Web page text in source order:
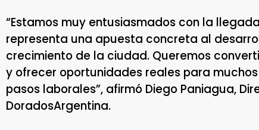
“Estamos muy entusiasmados con la
representa una apuesta concreta al
crecimiento de la ciudad. Queremos
y ofrecer oportunidades reales para
pasos laborales”, afirmó Diego Paniagua,
DoradosArgentina.